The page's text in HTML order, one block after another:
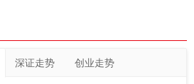
深证走势 创业走势